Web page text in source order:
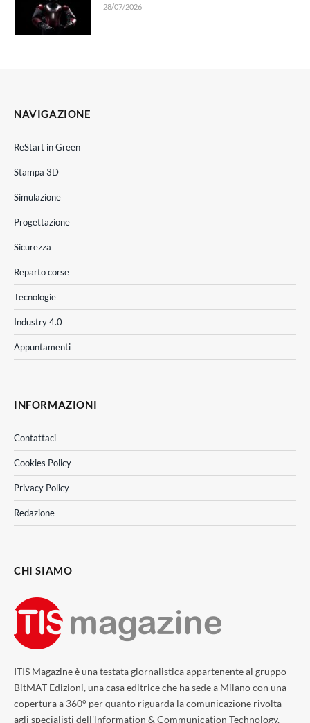
28/07/2026
NAVIGAZIONE
ReStart in Green
Stampa 3D
Simulazione
Progettazione
Sicurezza
Reparto corse
Tecnologie
Industry 4.0
Appuntamenti
INFORMAZIONI
Contattaci
Cookies Policy
Privacy Policy
Redazione
CHI SIAMO
ITIS Magazine è una testata giornalistica appartenente al gruppo
BitMAT Edizioni, una casa editrice che ha sede a Milano con una
copertura a 360° per quanto riguarda la comunicazione rivolta
agli specialisti dell'lnformation & Communication Technology.